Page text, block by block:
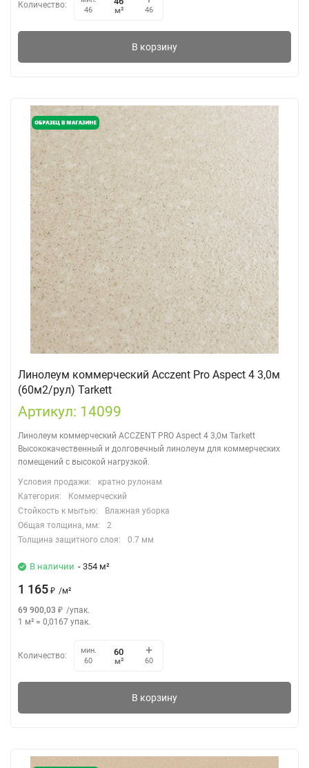
Количество:
46
м² 46
В корзину
Линолеум коммерческий Acczent Pro Aspect 4 3,0м
(60м2/рул) Tarkett
Артикул: 14099
Линолеум коммерческий ACCZENT PRO Aspect 4 3,0м Tarkett
Высококачественный и долговечный линолеум для коммерческих
помещений с высокой нагрузкой.
Условия продажи:
кратно рулонам
Категория:
Коммерческий
Стойкость к мытью:
Влажная уборка
Общая толщина, мм:
2
Толщина защитного слоя:
0.7 мм
В наличии - 354 м²
1 165 ₽ /м²
69 900,03 ₽ /упак.
1 м² = 0,0167 упак.
Количество:
мин.
60
м² 60
В корзину